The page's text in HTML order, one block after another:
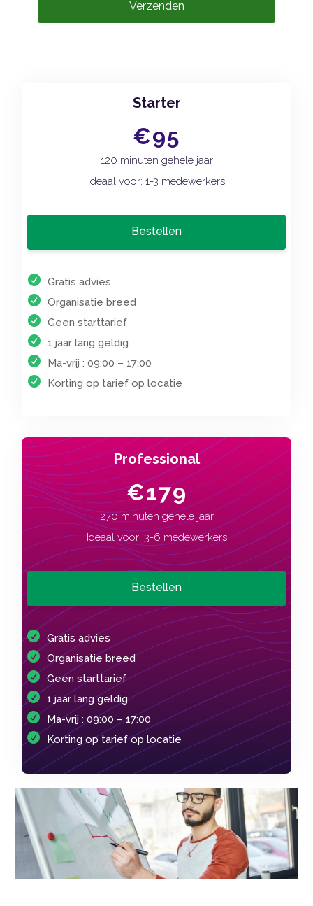
Verzenden
Starter
€95
120 minuten gehele jaar
Ideaal voor: 1-3 medewerkers
Bestellen
Gratis advies
Organisatie breed
Geen starttarief
1 jaar lang geldig
Ma-vrij : 09:00 – 17:00
Korting op tarief op locatie
Professional
€179
270 minuten gehele jaar
Ideaal voor: 3-6 medewerkers
Bestellen
Gratis advies
Organisatie breed
Geen starttarief
1 jaar lang geldig
Ma-vrij : 09:00 – 17:00
Korting op tarief op locatie